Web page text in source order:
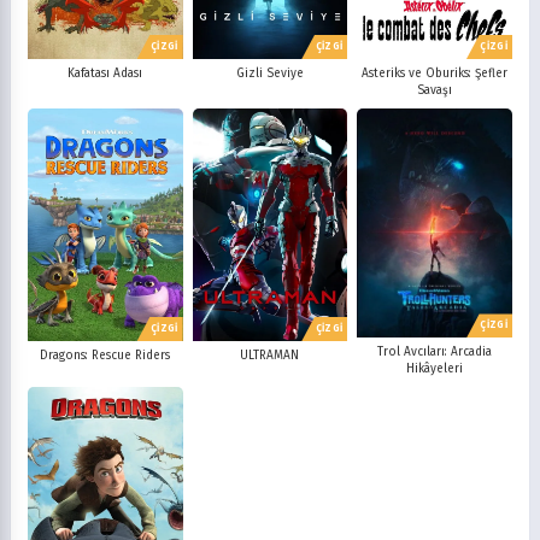
ÇİZGİ
Kafatası Adası
ÇİZGİ
Gizli Seviye
ÇİZGİ
Asteriks ve Oburiks: Şefler
Savaşı
ÇİZGİ
Dragons: Rescue Riders
ÇİZGİ
ULTRAMAN
ÇİZGİ
Trol Avcıları: Arcadia
Hikâyeleri